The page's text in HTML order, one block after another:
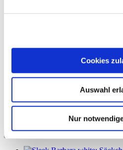
Cookies
Auswahl
Nur
Sleek Barbara
Showing the single result